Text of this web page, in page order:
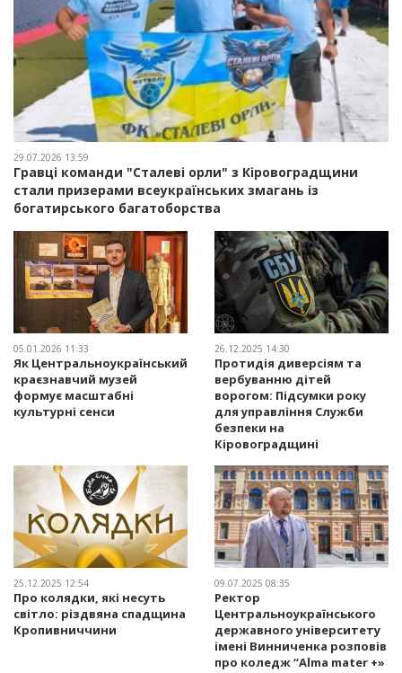
29.07.2026 13:59
Гравці команди "Сталеві орли" з Кіровоградщини
стали призерами всеукраїнських змагань із
богатирського багатоборства
05.01.2026 11:33
Як Центральноукраїнський
краєзнавчий музей
формує масштабні
культурні сенси
26.12.2025 14:30
Протидія диверсіям та
вербуванню дітей
ворогом: Підсумки року
для управління Служби
безпеки на
Кіровоградщині
25.12.2025 12:54
Про колядки, які несуть
світло: різдвяна спадщина
Кропивниччини
09.07.2025 08:35
Ректор
Центральноукраїнського
державного університету
імені Винниченка розповів
про коледж “Alma mater +»